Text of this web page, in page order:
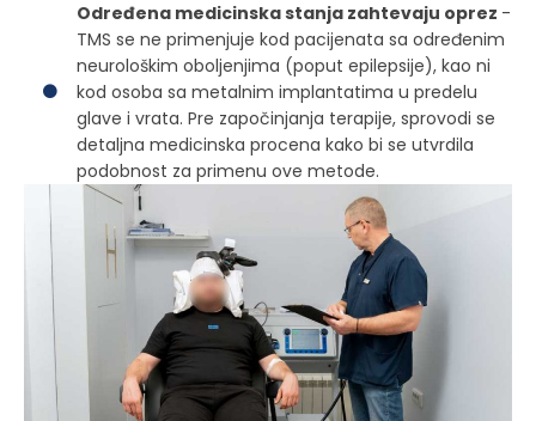
Određena medicinska stanja zahtevaju oprez -
TMS se ne primenjuje kod pacijenata sa određenim
neurološkim oboljenjima (poput epilepsije), kao ni
kod osoba sa metalnim implantatima u predelu
glave i vrata. Pre započinjanja terapije, sprovodi se
detaljna medicinska procena kako bi se utvrdila
podobnost za primenu ove metode.